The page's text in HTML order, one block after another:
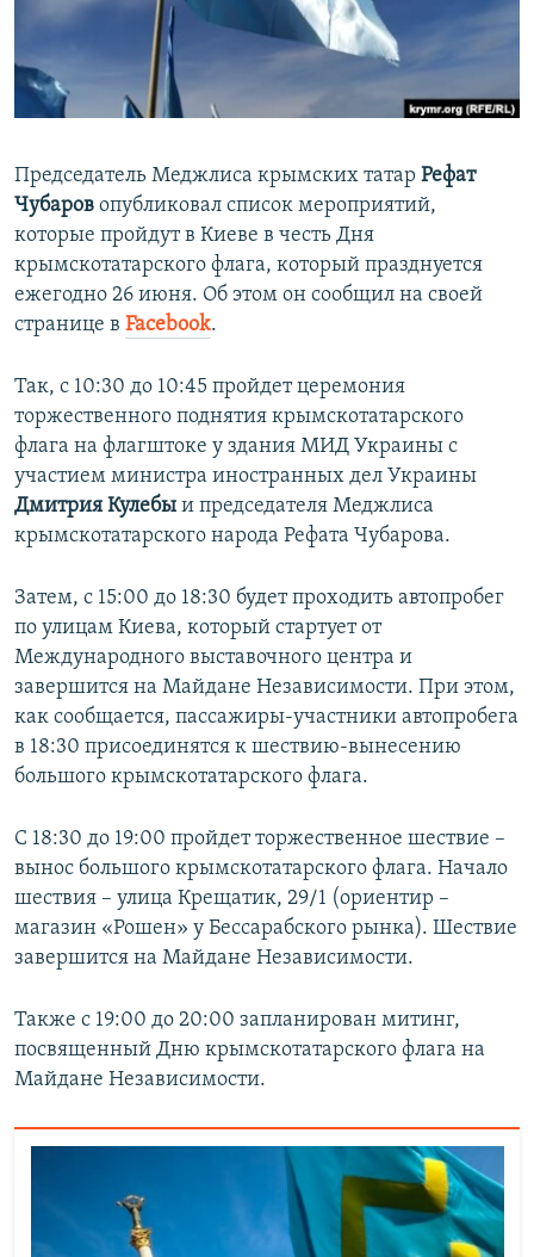
ПОБЕДИТЕЛЕЙ НЕ СУДЯТ?
КРЫМ.НЕПОКОРЕННЫЙ
ELIFBE
ПРИСОЕДИНЯЙТЕСЬ!
Все сайты RFE/RL
Председатель Меджлиса крымских татар Рефат
Чубаров опубликовал список мероприятий,
которые пройдут в Киеве в честь Дня
крымскотатарского флага, который празднуется
ежегодно 26 июня. Об этом он сообщил на своей
странице в Facebook.
Так, с 10:30 до 10:45 пройдет церемония
торжественного поднятия крымскотатарского
флага на флагштоке у здания МИД Украины с
участием министра иностранных дел Украины
Дмитрия Кулебы и председателя Меджлиса
крымскотатарского народа Рефата Чубарова.
Затем, с 15:00 до 18:30 будет проходить автопробег
по улицам Киева, который стартует от
Международного выставочного центра и
завершится на Майдане Независимости. При этом,
как сообщается, пассажиры-участники автопробега
в 18:30 присоединятся к шествию-вынесению
большого крымскотатарского флага.
С 18:30 до 19:00 пройдет торжественное шествие –
вынос большого крымскотатарского флага. Начало
шествия – улица Крещатик, 29/1 (ориентир –
магазин «Рошен» у Бессарабского рынка). Шествие
завершится на Майдане Независимости.
Также с 19:00 до 20:00 запланирован митинг,
посвященный Дню крымскотатарского флага на
Майдане Независимости.